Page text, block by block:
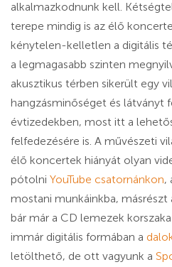
alkalmazkodnunk kell.
terepe mindig is az élő
kénytelen-kelletlen a digitális
a legmagasabb szinten
akusztikus térben sikerült egy
hangzásminőséget és látványt
évtizedekben, most itt a
felfedezésére is. A művészeti
élő koncertek hiányát olyan
pótolni YouTube csatornánkon,
mostani munkáinkba, másrészt
bár már a CD lemezek
immár digitális formában a
letölthető, de ott vagyunk a